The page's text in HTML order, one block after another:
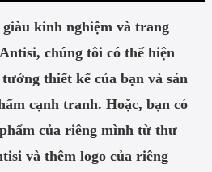
kinh nghiệm và trang
chúng tôi có thể hiện
thiết kế của bạn và sản
cạnh tranh. Hoặc, bạn có
của riêng mình từ thư
và thêm logo của riêng